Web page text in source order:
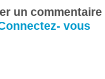
un
vous